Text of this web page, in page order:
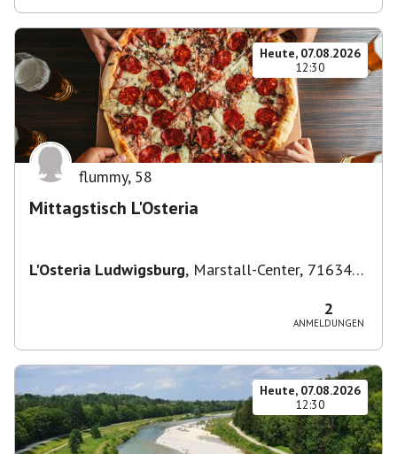
Heute, 07.08.2026
12:30
flummy, 58
Mittagstisch L'Osteria
L'Osteria Ludwigsburg, Marstall-Center, 71634
2
ANMELDUNGEN
Heute, 07.08.2026
12:30